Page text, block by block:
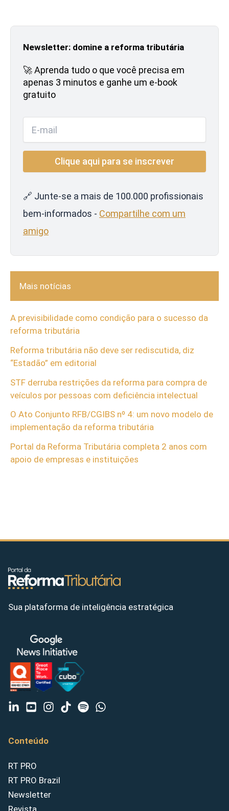
Newsletter: domine a reforma tributária
🚀 Aprenda tudo o que você precisa em
apenas 3 minutos e ganhe um e-book
gratuito
🔗 Junte-se a mais de 100.000 profissionais
bem-informados - Compartilhe com um
amigo
Mais notícias
A previsibilidade como condição para o sucesso da
reforma tributária
Reforma tributária não deve ser rediscutida, diz
“Estadão” em editorial
STF derruba restrições da reforma para compra de
veículos por pessoas com deficiência intelectual
O Ato Conjunto RFB/CGIBS nº 4: um novo modelo de
implementação da reforma tributária
Portal da Reforma Tributária completa 2 anos com
apoio de empresas e instituições
Sua plataforma de inteligência estratégica
Conteúdo
RT PRO
RT PRO Brazil
Newsletter